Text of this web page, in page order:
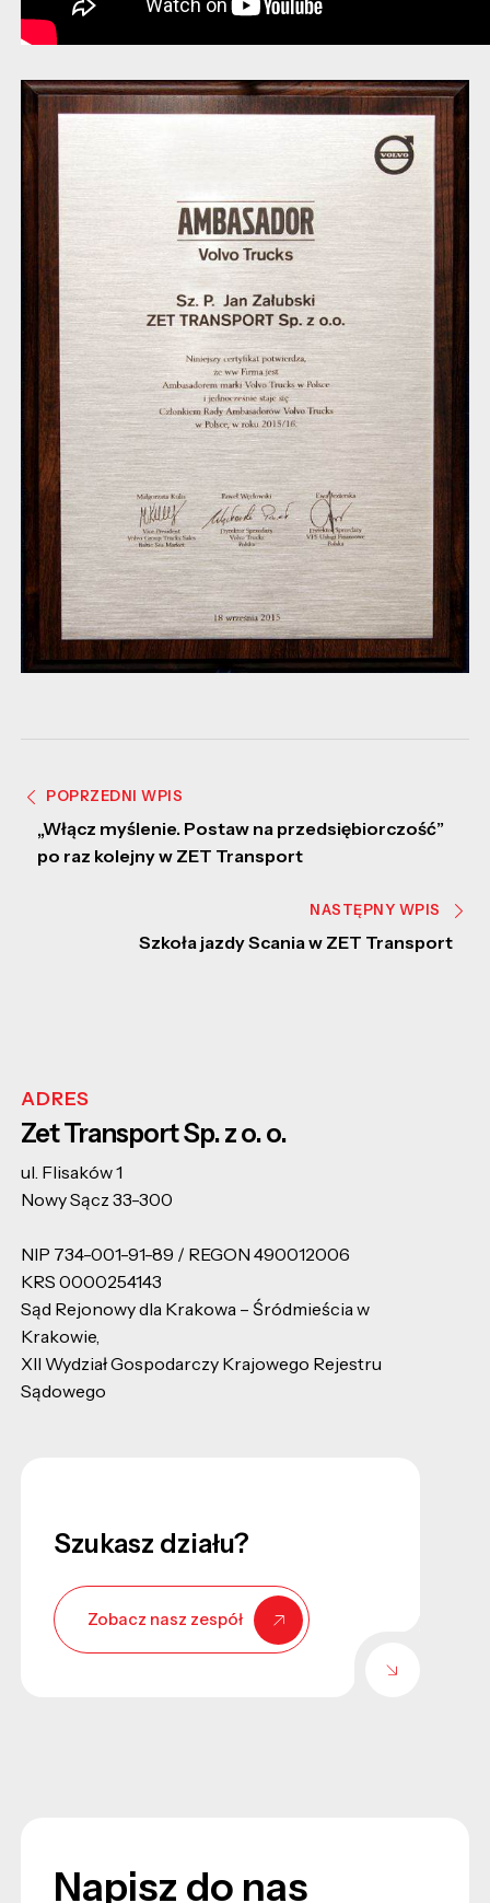
POPRZEDNI WPIS
„Włącz myślenie. Postaw na przedsiębiorczość”
po raz kolejny w ZET Transport
NASTĘPNY WPIS
Szkoła jazdy Scania w ZET Transport
ADRES
Zet Transport Sp. z o. o.
ul. Flisaków 1
Nowy Sącz 33-300
NIP 734-001-91-89 / REGON 490012006
KRS 0000254143
Sąd Rejonowy dla Krakowa – Śródmieścia w
Krakowie,
XII Wydział Gospodarczy Krajowego Rejestru
Sądowego
Szukasz działu?
Zobacz nasz zespół
Napisz do nas